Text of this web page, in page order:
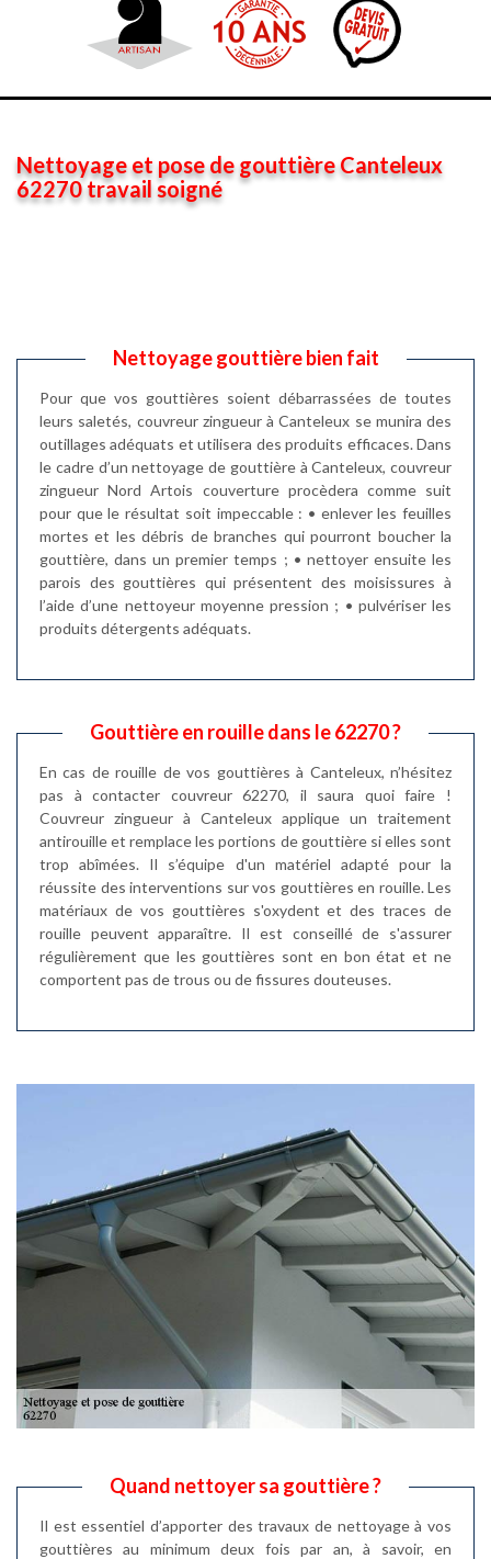
Nettoyage et pose de gouttière Canteleux
62270 travail soigné
Nettoyage gouttière bien fait
Pour que vos gouttières soient débarrassées de toutes
leurs saletés, couvreur zingueur à Canteleux se munira des
outillages adéquats et utilisera des produits efficaces. Dans
le cadre d’un nettoyage de gouttière à Canteleux, couvreur
zingueur Nord Artois couverture procèdera comme suit
pour que le résultat soit impeccable : • enlever les feuilles
mortes et les débris de branches qui pourront boucher la
gouttière, dans un premier temps ; • nettoyer ensuite les
parois des gouttières qui présentent des moisissures à
l’aide d’une nettoyeur moyenne pression ; • pulvériser les
produits détergents adéquats.
Gouttière en rouille dans le 62270 ?
En cas de rouille de vos gouttières à Canteleux, n’hésitez
pas à contacter couvreur 62270, il saura quoi faire !
Couvreur zingueur à Canteleux applique un traitement
antirouille et remplace les portions de gouttière si elles sont
trop abîmées. Il s’équipe d'un matériel adapté pour la
réussite des interventions sur vos gouttières en rouille. Les
matériaux de vos gouttières s'oxydent et des traces de
rouille peuvent apparaître. Il est conseillé de s'assurer
régulièrement que les gouttières sont en bon état et ne
comportent pas de trous ou de fissures douteuses.
Quand nettoyer sa gouttière ?
Il est essentiel d’apporter des travaux de nettoyage à vos
gouttières au minimum deux fois par an, à savoir, en